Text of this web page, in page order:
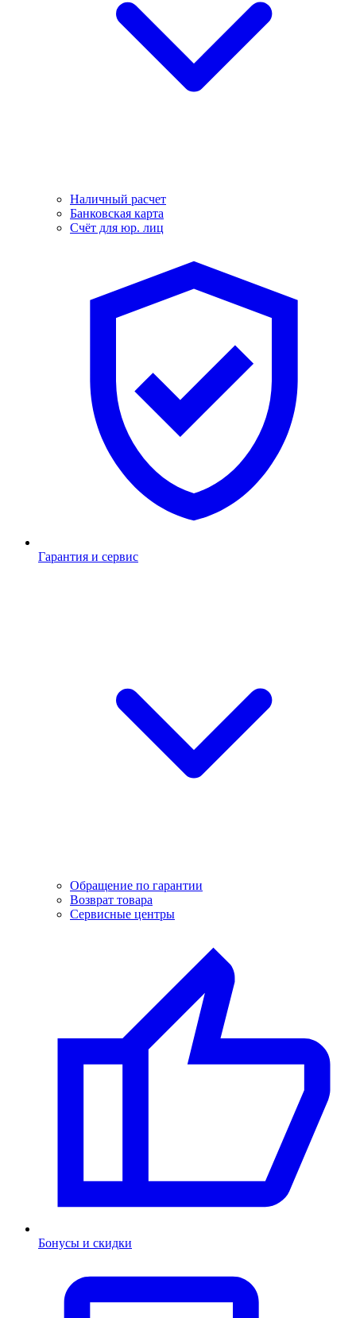
Наличный расчет
Банковская карта
Счёт для юр. лиц
Гарантия и сервис
Обращение по гарантии
Возврат товара
Сервисные центры
Бонусы и скидки